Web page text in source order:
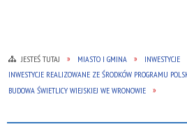
JESTEŚ TUTAJ MIASTO I GMINA INWESTYCJE
INWESTYCJE REALIZOWANE ZE ŚRODKÓW PROGRAMU
BUDOWA ŚWIETLICY WIEJSKIEJ WE WRONOWIE